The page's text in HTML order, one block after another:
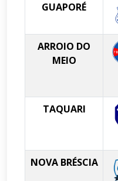
GUAPORÉ
ARROIO DO
MEIO
TAQUARI
NOVA BRÉSCIA